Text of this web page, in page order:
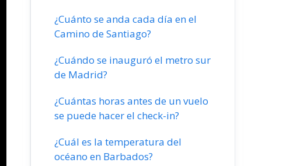
¿Cuánto se anda cada día en el
Camino de Santiago?
¿Cuándo se inauguró el metro sur
de Madrid?
¿Cuántas horas antes de un vuelo
se puede hacer el check-in?
¿Cuál es la temperatura del
océano en Barbados?